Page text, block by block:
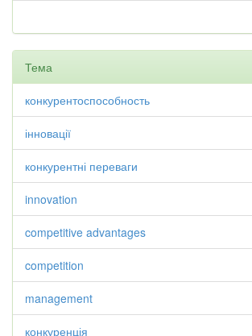
Тема
конкурентоспособность
інновації
конкурентні переваги
innovation
competitive advantages
competition
management
конкуренція